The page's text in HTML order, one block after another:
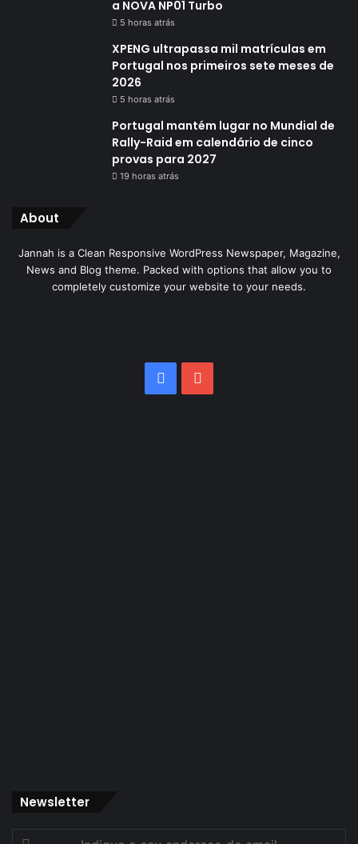
a NOVA NP01 Turbo
5 horas atrás
XPENG ultrapassa mil matrículas em
Portugal nos primeiros sete meses de
2026
5 horas atrás
Portugal mantém lugar no Mundial de
Rally-Raid em calendário de cinco
provas para 2027
19 horas atrás
About
Jannah is a Clean Responsive WordPress Newspaper, Magazine,
News and Blog theme. Packed with options that allow you to
completely customize your website to your needs.
Facebook
Newsletter